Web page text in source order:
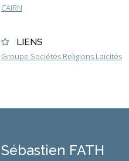
CAIRN
LIENS
Groupe Sociétés Religions Laïcités
Sébastien FATH